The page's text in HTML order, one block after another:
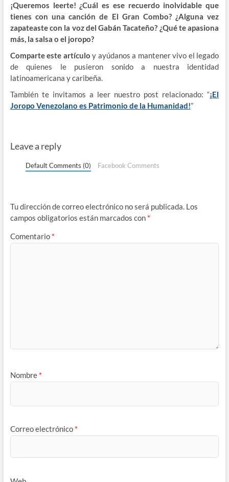
¡Queremos leerte! ¿Cuál es ese recuerdo inolvidable que
tienes con una canción de El Gran Combo? ¿Alguna vez
zapateaste con la voz del Gabán Tacateño? ¿Qué te apasiona
más, la salsa o el joropo?
Comparte este artículo y ayúdanos a mantener vivo el legado
de quienes le pusieron sonido a nuestra identidad
latinoamericana y caribeña.
También te invitamos a leer nuestro post relacionado: “¡El
Joropo Venezolano es Patrimonio de la Humanidad!”
Leave a reply
Default Comments (0) Facebook Comments
Tu dirección de correo electrónico no será publicada. Los
campos obligatorios están marcados con *
Comentario *
Nombre *
Correo electrónico *